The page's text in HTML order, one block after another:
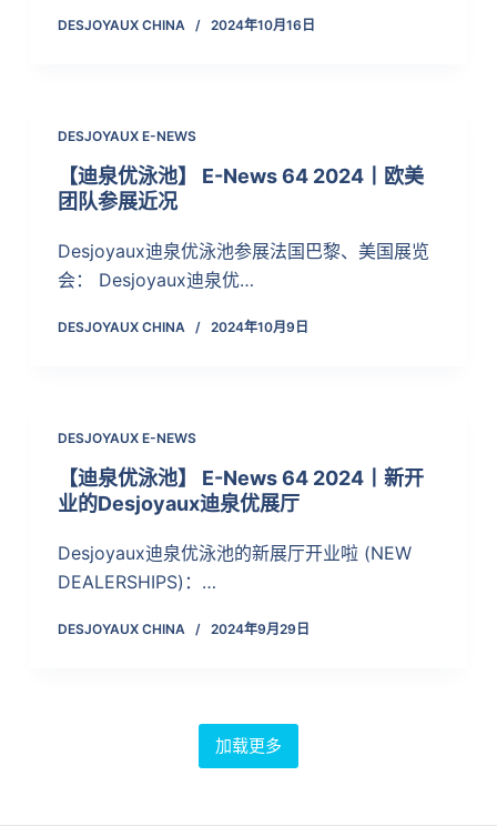
DESJOYAUX CHINA 2024年10月16日
DESJOYAUX E-NEWS
【迪泉优泳池】 E-News 64 2024丨欧美
团队参展近况
Desjoyaux迪泉优泳池参展法国巴黎、美国展览
会： Desjoyaux迪泉优…
DESJOYAUX CHINA 2024年10月9日
DESJOYAUX E-NEWS
【迪泉优泳池】 E-News 64 2024丨新开
业的Desjoyaux迪泉优展厅
Desjoyaux迪泉优泳池的新展厅开业啦 (NEW
DEALERSHIPS)：…
DESJOYAUX CHINA 2024年9月29日
加载更多